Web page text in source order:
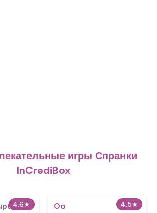
игры Спранки
InCrediBox
4.6★ 4.5★
Oo